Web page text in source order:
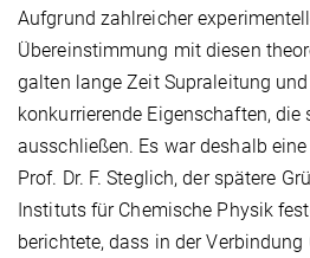
Aufgrund zahlreicher
Übereinstimmung mit diesen
galten lange Zeit Supraleitung
konkurrierende Eigenschaften, die
ausschließen. Es war deshalb
Prof. Dr. F. Steglich, der spätere
Instituts für Chemische Physik
berichtete, dass in der Verbindung